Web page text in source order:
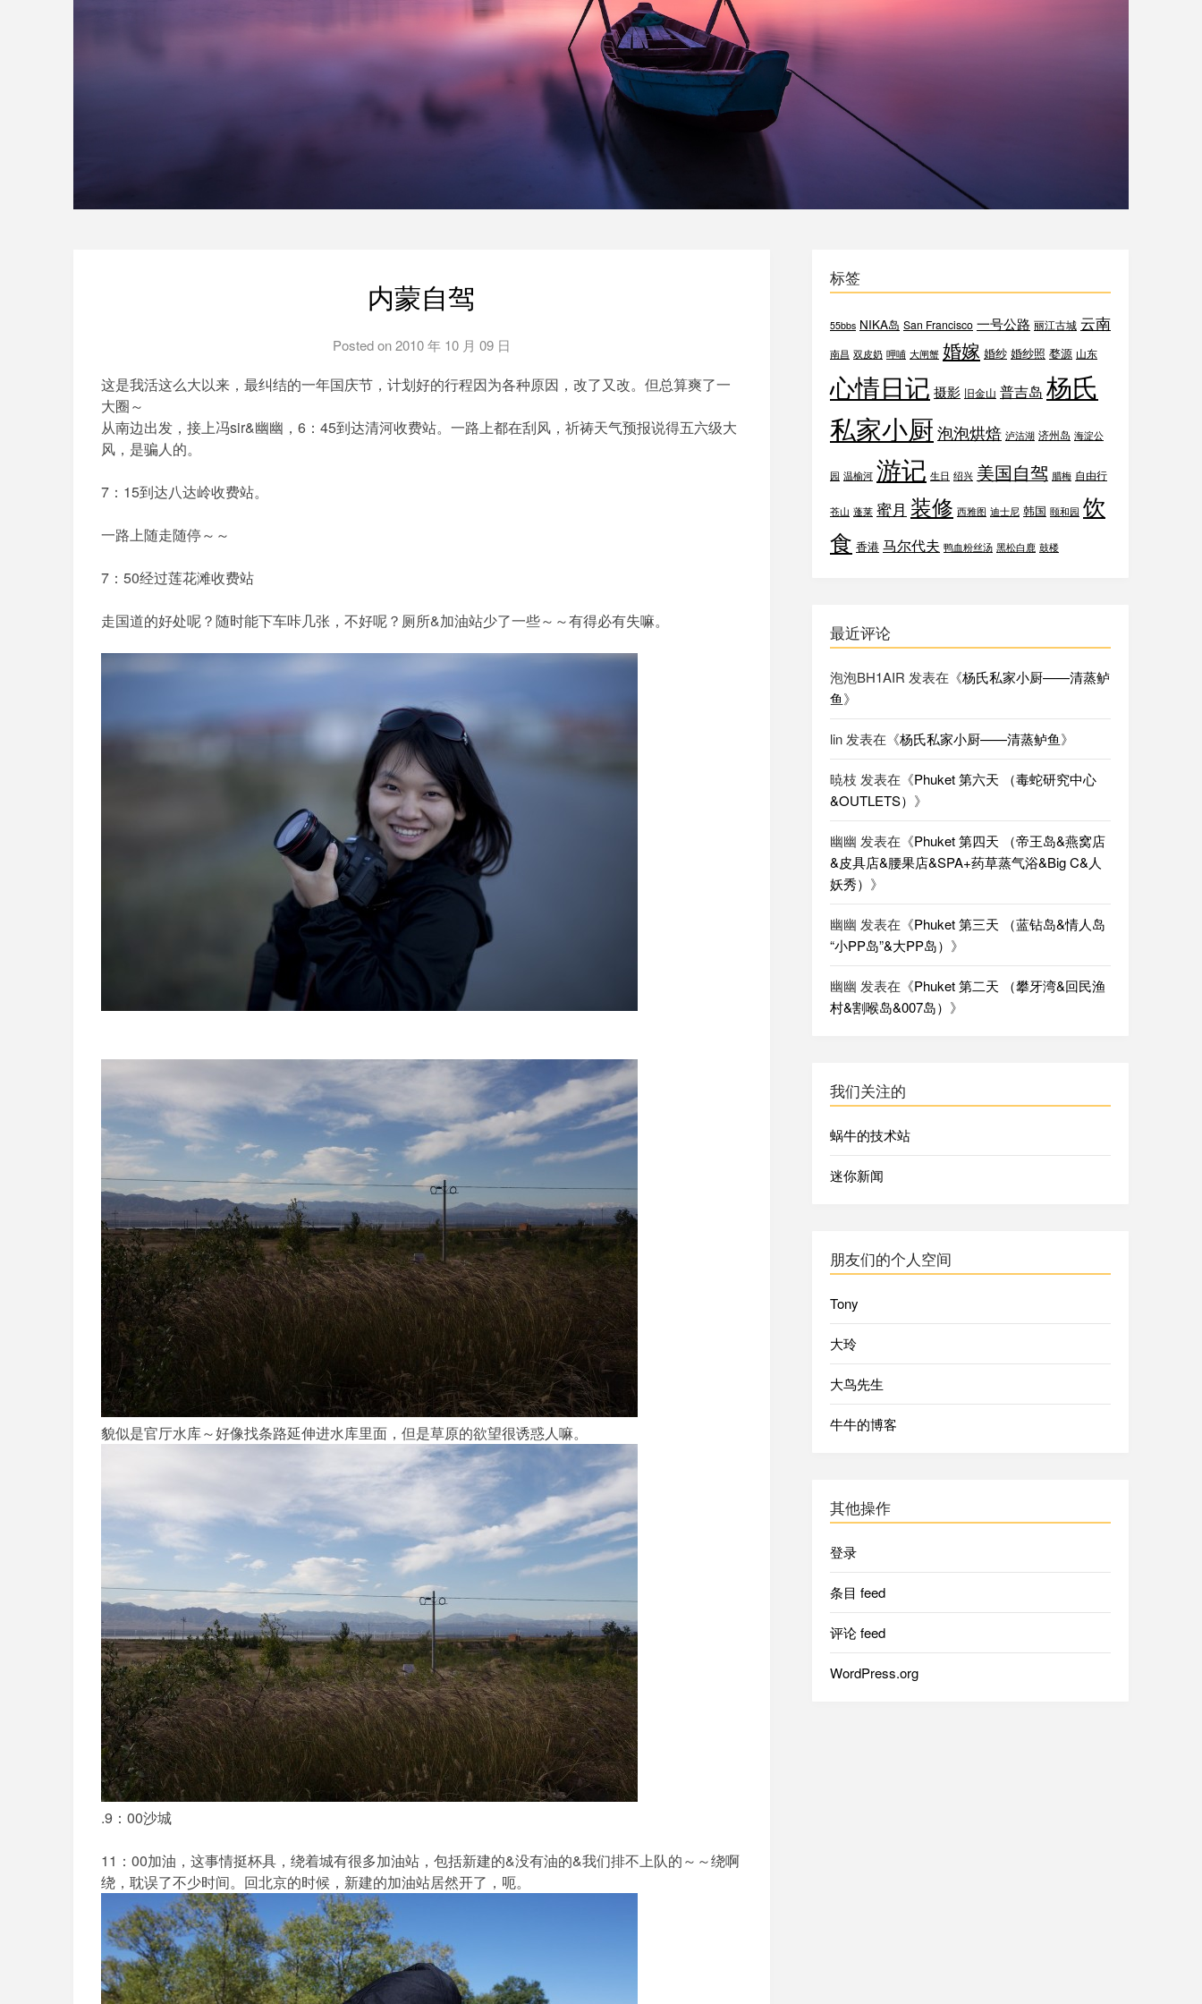
内蒙自驾
Posted on2010 年 10 月 09 日
泡
这是我活这么大以来，最纠结的一年国庆节，计划好的行程因为各种原因，改了又改。但总算爽了一
大圈～
从南边出发，接上冯sir&幽幽，6：45到达清河收费站。一路上都在刮风，祈祷天气预报说得五六级大
风，是骗人的。
7：15到达八达岭收费站。
一路上随走随停～～
7：50经过莲花滩收费站
走国道的好处呢？随时能下车咔几张，不好呢？厕所&加油站少了一些～～有得必有失嘛。
貌似是官厅水库～好像找条路延伸进水库里面，但是草原的欲望很诱惑人嘛。
.9：00沙城
11：00加油，这事情挺杯具，绕着城有很多加油站，包括新建的&没有油的&我们排不上队的～～绕啊
绕，耽误了不少时间。回北京的时候，新建的加油站居然开了，呃。
标签
55bbs NIKA岛 San Francisco 一号公路 丽江古城 云南
南昌 双皮奶 呷哺 大闸蟹 婚嫁 婚纱 婚纱照 婺源 山东
心情日记 摄影 旧金山 普吉岛 杨氏
私家小厨泡泡烘焙 泸沽湖 济州岛 海淀公
园 温榆河 游记 生日 绍兴 美国自驾 腊梅 自由行
苍山 蓬莱 蜜月 装修 西雅图 迪士尼 韩国 颐和园 饮
食 香港 马尔代夫 鸭血粉丝汤 黑松白鹿 鼓楼
最近评论
泡泡BH1AIR 发表在《杨氏私家小厨——清蒸鲈
鱼》
lin发表在《杨氏私家小厨——清蒸鲈鱼》
暁枝 发表在《Phuket 第六天 （毒蛇研究中心
&OUTLETS） 》
幽幽 发表在《Phuket 第四天 （帝王岛&燕窝店
&皮具店&腰果店&SPA+药草蒸气浴&Big C&人
妖秀） 》
幽幽 发表在《Phuket 第三天 （蓝钻岛&情人岛
“小PP岛”&大PP岛） 》
幽幽 发表在《Phuket 第二天 （攀牙湾&回民渔
村&割喉岛&007岛） 》
我们关注的
蜗牛的技术站
迷你新闻
朋友们的个人空间
Tony
大玲
大鸟先生
牛牛的博客
其他操作
登录
条目 feed
评论 feed
WordPress.org